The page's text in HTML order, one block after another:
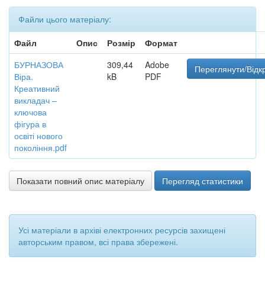
Файли цього матеріалу:
Файл
Опис Розмір
Формат
БУРНАЗОВА
Віра.
Креативний
викладач –
ключова
фігура в
освіті нового
покоління.pdf
309,44
kB
Adobe
PDF
Переглянути/
Показати повний опис матеріалу Перегляд статистики
Усі матеріали в архіві електронних ресурсів захищені
авторським правом, всі права збережені.